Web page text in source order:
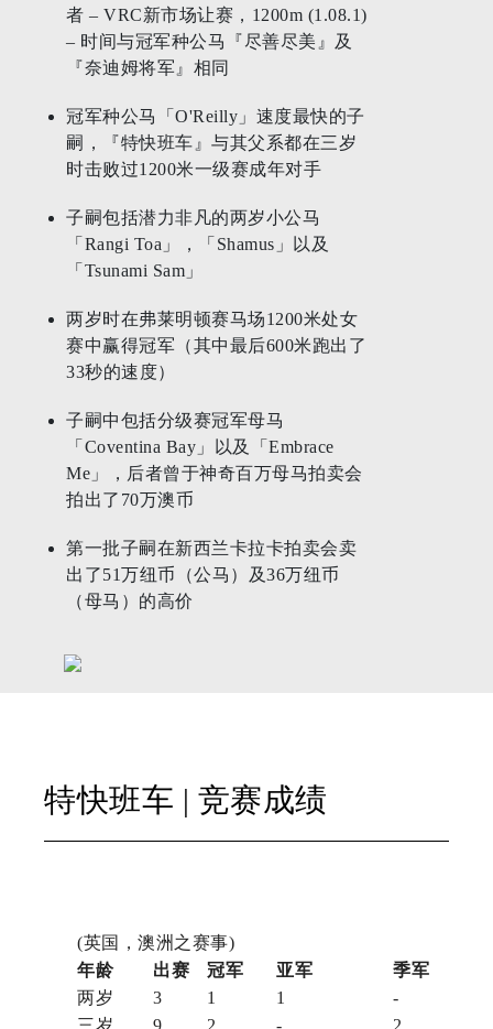
者 – VRC新市场让赛，1200m (1.08.1)
– 时间与冠军种公马『尽善尽美』及
『奈迪姆将军』相同
冠军种公马「O'Reilly」速度最快的子
嗣，『特快班车』与其父系都在三岁
时击败过1200米一级赛成年对手
子嗣包括潜力非凡的两岁小公马
「Rangi Toa」，「Shamus」以及
「Tsunami Sam」
两岁时在弗莱明顿赛马场1200米处女
赛中赢得冠军（其中最后600米跑出了
33秒的速度）
子嗣中包括分级赛冠军母马
「Coventina Bay」以及「Embrace
Me」，后者曾于神奇百万母马拍卖会
拍出了70万澳币
第一批子嗣在新西兰卡拉卡拍卖会卖
出了51万纽币（公马）及36万纽币
（母马）的高价
特快班车 | 竞赛成绩